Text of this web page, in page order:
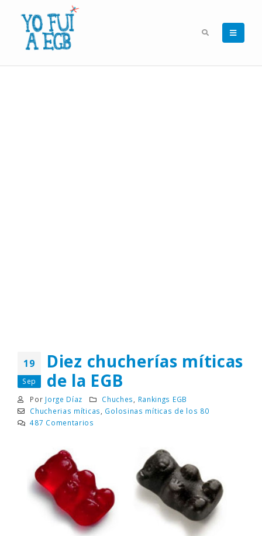
19
Sep
Diez chucherías míticas
de la EGB
Por Jorge Díaz Chuches
Rankings EGB
Chucherias míticas
Golosinas míticas de los 80
487 Comentarios